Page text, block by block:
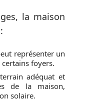
la maison
représenter un
foyers.
adéquat et
de la maison,
solaire.